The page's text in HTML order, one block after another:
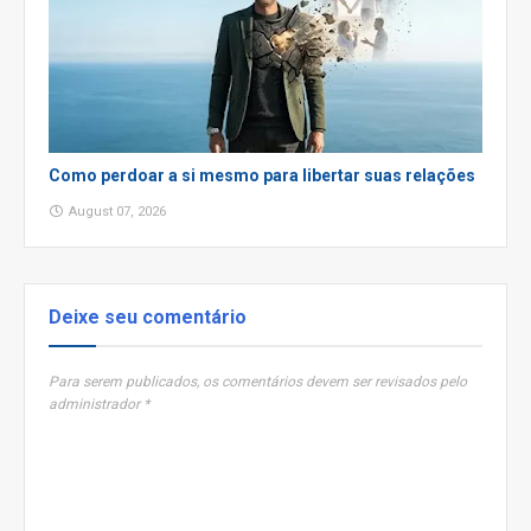
Como perdoar a si mesmo para libertar suas relações
August 07, 2026
Deixe seu comentário
Para serem publicados, os comentários devem ser revisados pelo
administrador *